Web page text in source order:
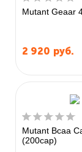
Mutant Geaar
2 920 руб.
Mutant Bcaa
(200cap)